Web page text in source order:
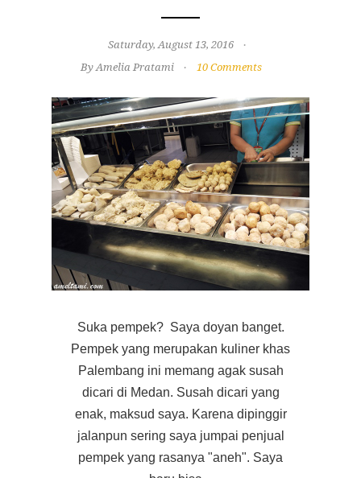
Saturday, August 13, 2016
By Amelia Pratami
10 Comments
Suka pempek? Saya doyan banget.
Pempek yang merupakan kuliner khas
Palembang ini memang agak susah
dicari di Medan. Susah dicari yang
enak, maksud saya. Karena dipinggir
jalanpun sering saya jumpai penjual
pempek yang rasanya "aneh". Saya